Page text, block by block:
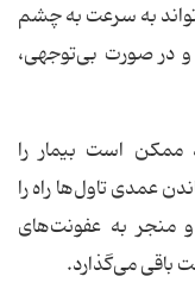
به سرعت به چشم
و در صورت بی‌توجهی،
است بیمار را
عمدی تاول‌ها راه را
منجر به عفونت‌های
باقی می‌گذارد.